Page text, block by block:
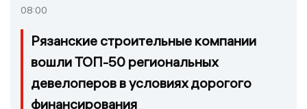
08:00
Рязанские строительные компании
вошли ТОП-50 региональных
девелоперов в условиях дорогого
финансирования